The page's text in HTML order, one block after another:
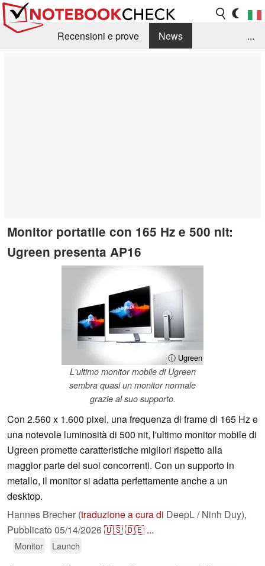
Recensioni e prove
News
...
Monitor portatile con 165 Hz e 500 nit:
Ugreen presenta AP16
ⓘ Ugreen
L'ultimo monitor mobile di Ugreen
sembra quasi un monitor normale
grazie al suo supporto.
Con 2.560 x 1.600 pixel, una frequenza di frame di 165 Hz e
una notevole luminosità di 500 nit, l'ultimo monitor mobile di
Ugreen promette caratteristiche migliori rispetto alla
maggior parte dei suoi concorrenti. Con un supporto in
metallo, il monitor si adatta perfettamente anche a un
desktop.
Hannes Brecher (traduzione a cura di DeepL / Ninh Duy),
Pubblicato 05/14/2026🇺🇸🇩🇪 ...
Monitor Launch